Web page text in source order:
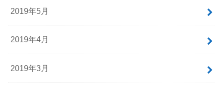
2019年5月
2019年4月
2019年3月